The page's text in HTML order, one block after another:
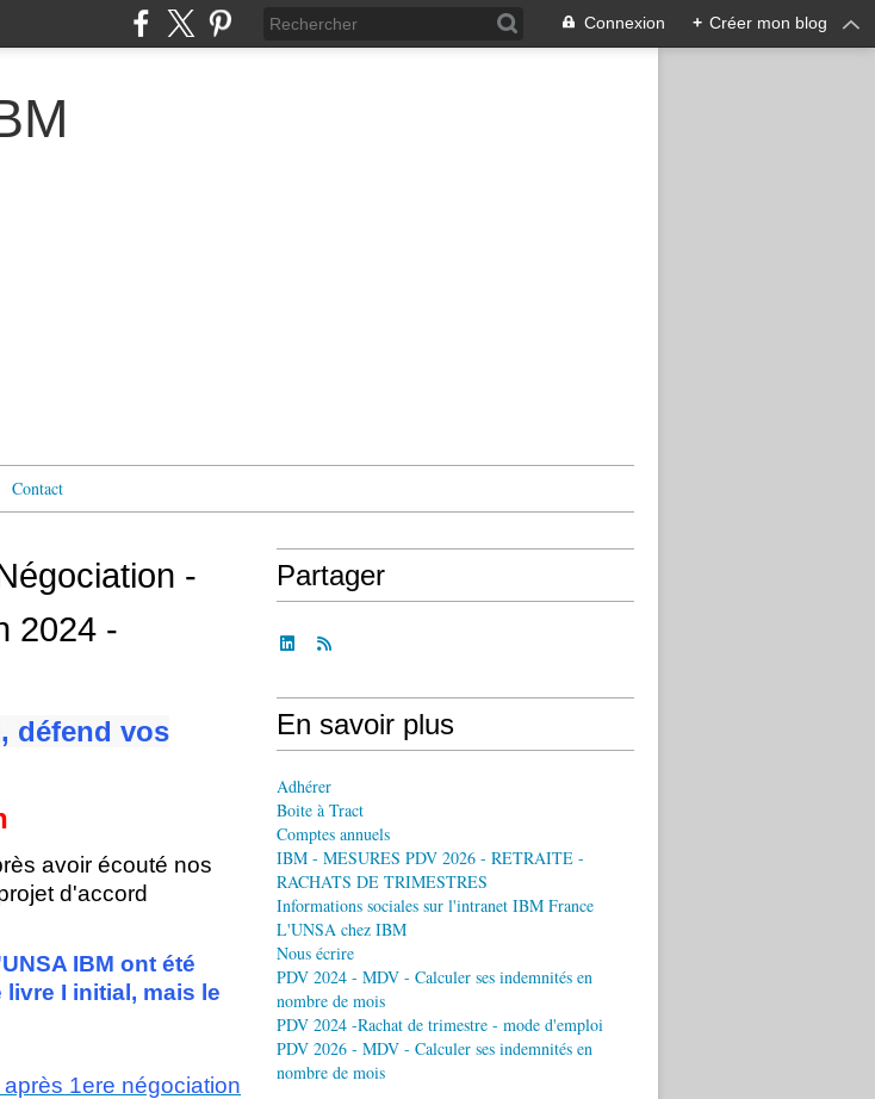
Connexion + Créer mon blog
Contact
-
2024 -
défend vos
avoir écouté nos
d'accord
IBM ont été
I initial, mais le
1ere négociation
Partager
En savoir plus
Adhérer
Boite à Tract
Comptes annuels
IBM - MESURES PDV 2026 - RETRAITE -
RACHATS DE TRIMESTRES
Informations sociales sur l'intranet IBM France
L'UNSA chez IBM
Nous écrire
PDV 2024 - MDV - Calculer ses indemnités en
nombre de mois
PDV 2024 -Rachat de trimestre - mode d'emploi
PDV 2026 - MDV - Calculer ses indemnités en
nombre de mois